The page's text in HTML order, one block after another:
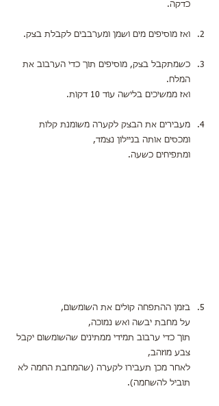
כדקה.
ואז מוסיפים מים ושמן ומערבבים לקבלת בצק.
כשמתקבל בצק, מוסיפים תוך כדי הערבוב את
המלח.
ואז ממשיכים בלישה עוד 10 דקות.
מעבירים את הבצק לקערה משומנת קלות
ומכסים אותה בניילון נצמד,
ומתפיחים כשעה.
בזמן ההתפחה קולים את השומשום,
על מחבת יבשה ואש נמוכה,
תוך כדי ערבוב תמידי ממתינים שהשומשום יקבל
צבע מוזהב,
לאחר מכן תעבירו לקערה (שהמחבת החמה לא
תוביל להשחמה).